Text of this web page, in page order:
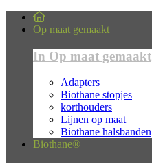
Op maat gemaakt
In Op maat gemaakt
Adapters
Biothane stopjes
korthouders
Lijnen op maat
Biothane halsbanden
Biothane®